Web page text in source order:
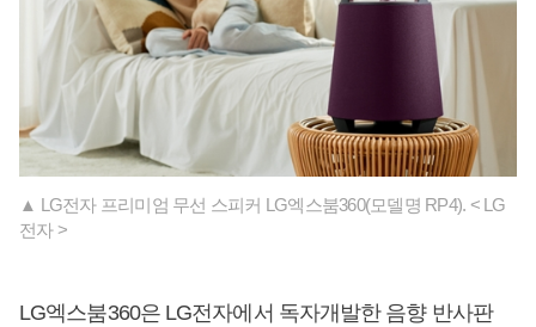
▲ LG전자 프리미엄 무선 스피커 LG엑스붐360(모델명 RP4). < LG
전자 >
LG엑스붐360은 LG전자에서 독자개발한 음향 반사판